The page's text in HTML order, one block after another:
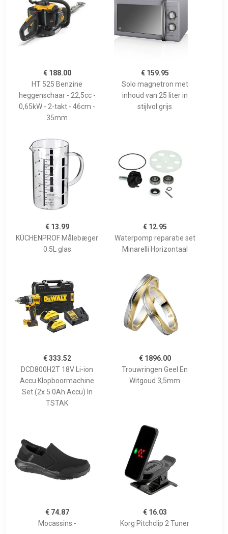
€ 188.00
HT 525 Benzine
heggenschaar - 22,5cc -
0,65kW - 2-takt - 46cm -
35mm
€ 159.95
Solo magnetron met
inhoud van 25 liter in
stijlvol grijs
€ 13.99
KÜCHENPROF Målebæger
0.5L glas
€ 12.95
Waterpomp reparatie set
Minarelli Horizontaal
€ 333.52
DCD800H2T 18V Li-ion
Accu Klopboormachine
Set (2x 5.0Ah Accu) In
TSTAK
€ 1896.00
Trouwringen Geel En
Witgoud 3,5mm
€ 74.87
Mocassins -
€ 16.03
Korg Pitchclip 2 Tuner